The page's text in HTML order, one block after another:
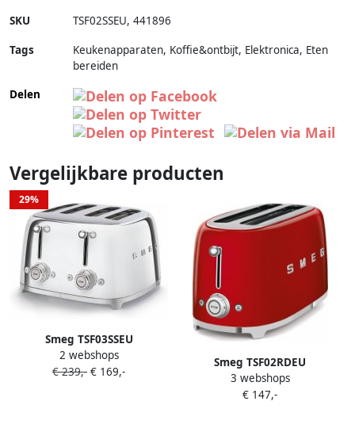
SKU TSF02SSEU, 441896
Tags
Keukenapparaten, Koffie&ontbijt, Elektronica, Eten
bereiden
Delen
Vergelijkbare producten
29%
Smeg TSF03SSEU
Broodrooster 4 Sneden 4
Brede Sleuven 2000W 6
2 webshops
€ 239,- € 169,-
Smeg TSF02RDEU
Broodrooster 4 Sneden 2
Lange Sleuven 1500W 6
3 webshops
€ 147,-